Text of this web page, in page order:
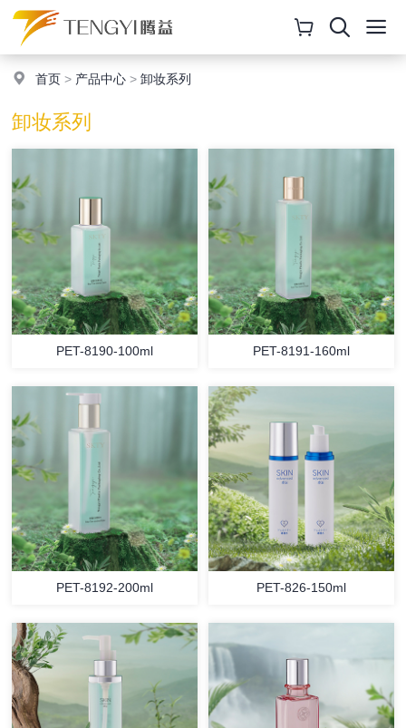
首页 > 产品中心 >卸妆系列
卸妆系列
PET-8190-100ml PET-8191-160ml
PET-8192-200ml PET-826-150ml